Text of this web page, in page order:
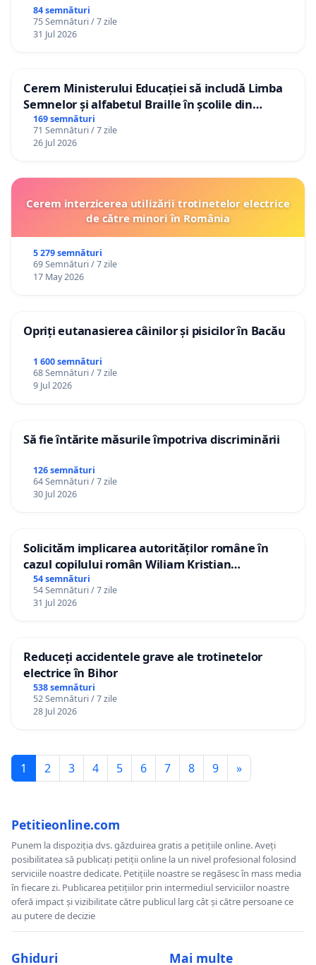
84 semnături
75 Semnături / 7 zile
31 Jul 2026
Cerem Ministerului Educației să includă Limba
Semnelor și alfabetul Braille în școlile din
Republica Moldova!
169 semnături
71 Semnături / 7 zile
26 Jul 2026
Cerem interzicerea utilizării trotinetelor electrice
de către minori în România
5 279 semnături
69 Semnături / 7 zile
17 May 2026
Opriți eutanasierea câinilor și pisicilor în Bacău
1 600 semnături
68 Semnături / 7 zile
9 Jul 2026
Să fie întărite măsurile împotriva discriminării
126 semnături
64 Semnături / 7 zile
30 Jul 2026
Solicităm implicarea autorităților române în
cazul copilului român Wiliam Kristian
Gheorghe, aflat în plasament în Danemarca de
12 ani
54 semnături
54 Semnături / 7 zile
31 Jul 2026
Reduceți accidentele grave ale trotinetelor
electrice în Bihor
538 semnături
52 Semnături / 7 zile
28 Jul 2026
1 2 3 4 5 6 7 8 9 »
Petitieonline.com
Punem la dispoziția dvs. găzduirea gratis a petițiile online. Aveți
posibilitatea să publicați petiții online la un nivel profesional folosind
serviciile noastre dedicate. Petițiile noastre se regăsesc în mass media
în fiecare zi. Publicarea petițiilor prin intermediul serviciilor noastre
oferă impact și vizibilitate către publicul larg cât și către persoane ce
au putere de decizie
Ghiduri Mai multe